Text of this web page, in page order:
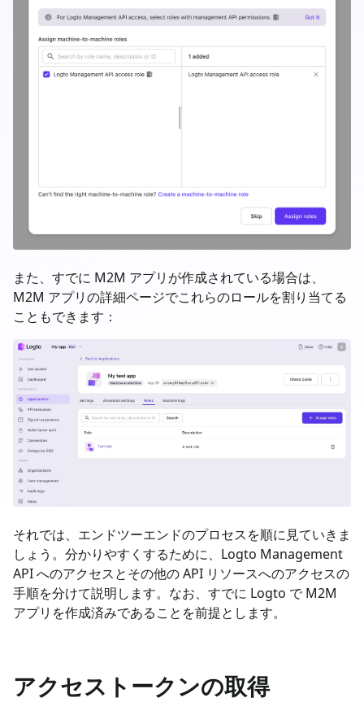
また、すでに M2M アプリが作成されている場合は、
M2M アプリの詳細ページでこれらのロールを割り当てる
こともできます：
それでは、エンドツーエンドのプロセスを順に見ていきま
しょう。分かりやすくするために、Logto Management
API へのアクセスとその他の API リソースへのアクセスの
手順を分けて説明します。なお、すでに Logto で M2M
アプリを作成済みであることを前提とします。
アクセストークンの取得